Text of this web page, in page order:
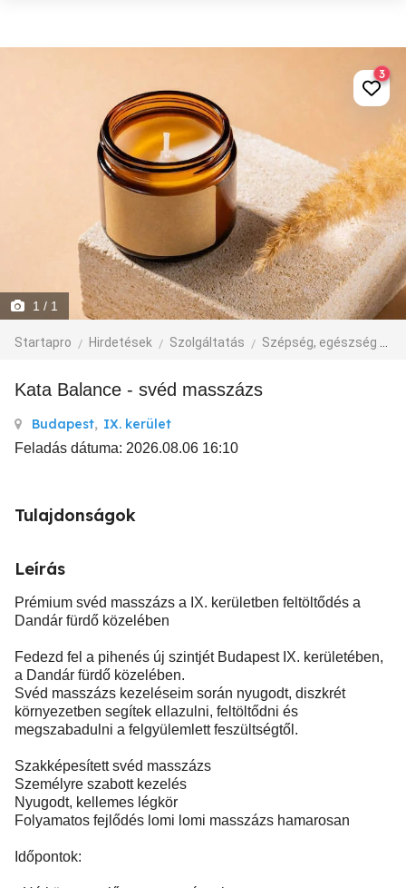
1 / 1
Startapro Hirdetések Szolgáltatás Szépség, egészség
3
Kata Balance - svéd masszázs
Budapest, IX. kerület
Feladás dátuma: 2026.08.06 16:10
Tulajdonságok
Leírás
Prémium svéd masszázs a IX. kerületben feltöltődés a
Dandár fürdő közelében
Fedezd fel a pihenés új szintjét Budapest IX. kerületében,
a Dandár fürdő közelében.
Svéd masszázs kezeléseim során nyugodt, diszkrét
környezetben segítek ellazulni, feltöltődni és
megszabadulni a felgyülemlett feszültségtől.
Szakképesített svéd masszázs
Személyre szabott kezelés
Nyugodt, kellemes légkör
Folyamatos fejlődés lomi lomi masszázs hamarosan
Időpontok: